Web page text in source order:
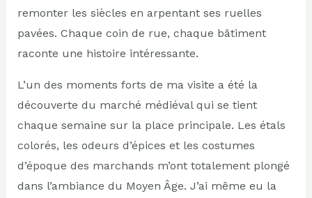
remonter les siècles en arpentant ses ruelles
pavées. Chaque coin de rue, chaque bâtiment
raconte une histoire intéressante.
L’un des moments forts de ma visite a été la
découverte du marché médiéval qui se tient
chaque semaine sur la place principale. Les étals
colorés, les odeurs d’épices et les costumes
d’époque des marchands m’ont totalement plongé
dans l’ambiance du Moyen Âge. J’ai même eu la